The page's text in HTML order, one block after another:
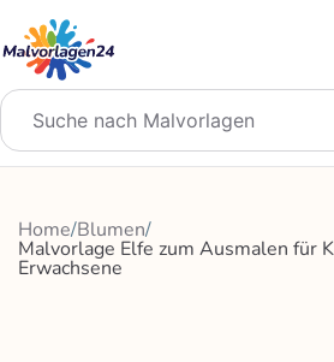
Inhalt
springen
Home/Blumen/
Malvorlage Elfe zum Ausmalen für
Erwachsene